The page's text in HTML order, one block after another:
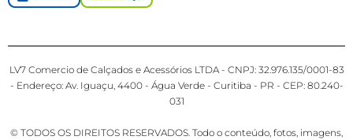
LV7 Comercio de Calçados e Acessórios LTDA - CNPJ: 32.976.135/0001-83
- Endereço: Av. Iguaçu, 4400 - Água Verde - Curitiba - PR - CEP: 80.240-
031
© TODOS OS DIREITOS RESERVADOS. Todo o conteúdo, fotos, imagens,